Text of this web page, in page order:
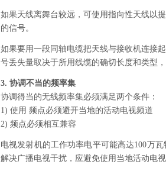
如果天线离舞台较远，可使用指向性天线以
的信号。
如果要用一段同轴电缆把天线与接收机连接
号丢失量取决于所用线缆的确切长度和类型
3. 协调不当的频率集
协调得当的无线频率集必须满足两个条件：
1) 使用 频点必须避开当地的活动电视频道
2) 频点必须相互兼容
电视发射机的工作功率电平可能高达100万
解决广播电视干扰，应避免使用当地活动电视